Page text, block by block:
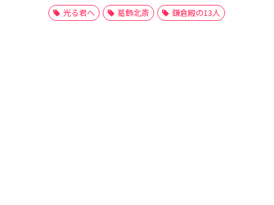
光る君へ
葛飾北斎 鎌倉殿の13人